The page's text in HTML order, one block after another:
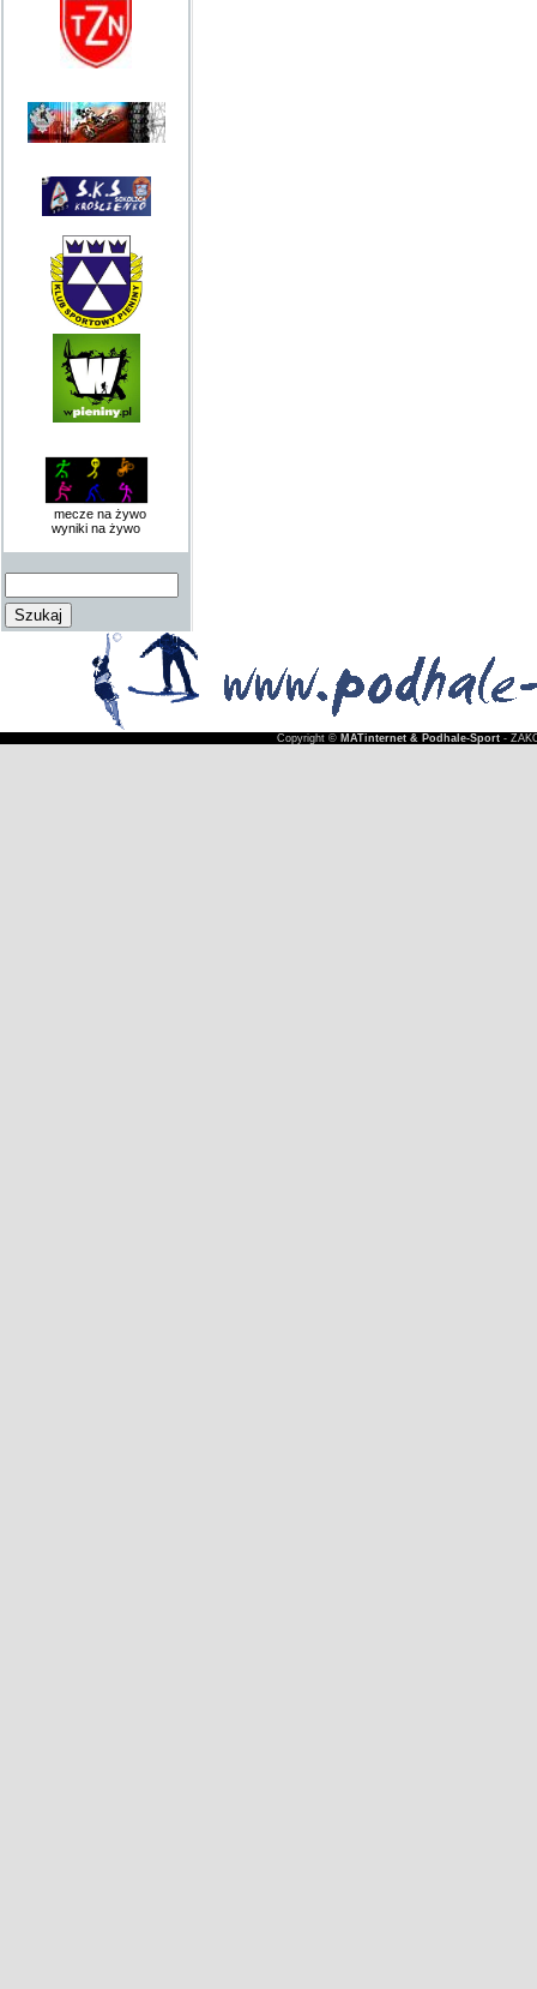
mecze na żywo
wyniki na żywo
Copyright © MATinternet & Podhale-Sport-